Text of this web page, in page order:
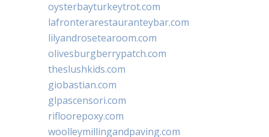
oysterbayturkeytrot.com
lafronterarestauranteybar.com
lilyandrosetearoom.com
olivesburgberrypatch.com
theslushkids.com
giobastian.com
glpascensori.com
rifloorepoxy.com
woolleymillingandpaving.com